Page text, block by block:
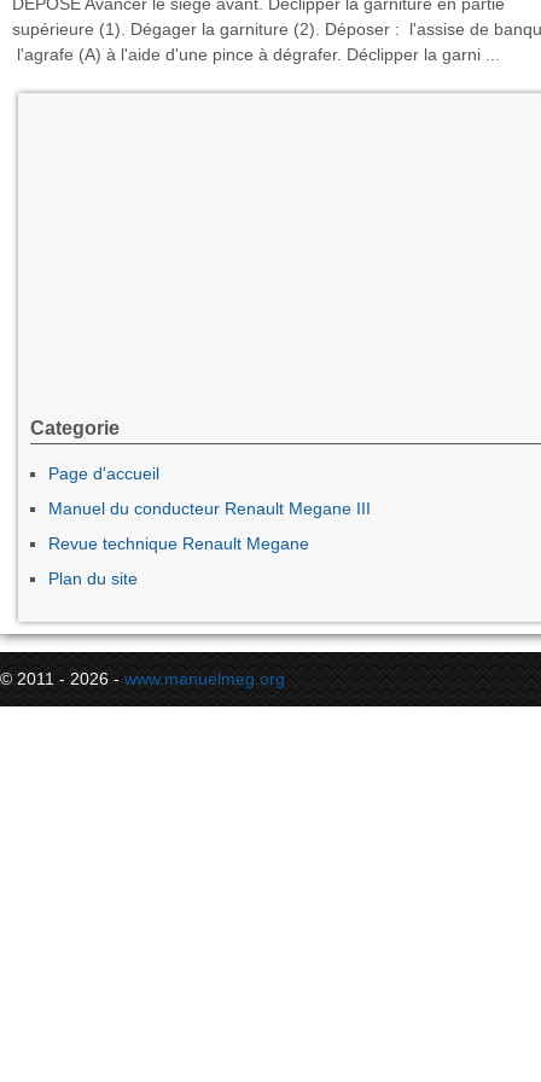
supérieure (1). Dégager la garniture (2). Déposer : l'assise de
l'agrafe (A) à l'aide d'une pince à dégrafer. Déclipper la garni ...
Categorie
Page d'accueil
Manuel du conducteur Renault Megane III
Revue technique Renault Megane
Plan du site
© 2011 - 2026 - www.manuelmeg.org